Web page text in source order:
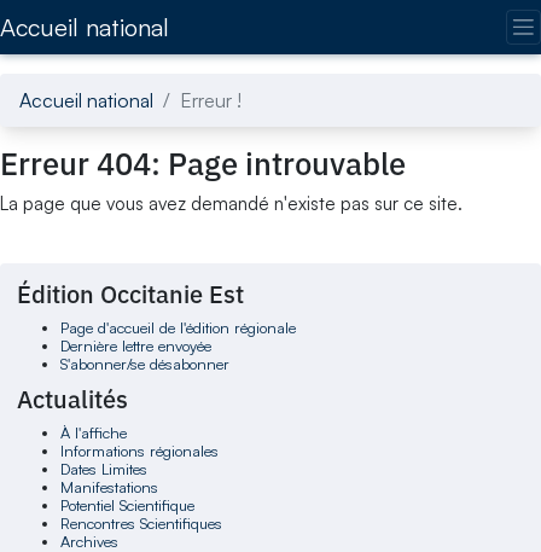
Accueil national
Accueil national Erreur !
Erreur 404: Page introuvable
La page que vous avez demandé n'existe pas sur ce site.
Édition Occitanie Est
Page d'accueil de l'édition régionale
Dernière lettre envoyée
S'abonner/se désabonner
Actualités
À l'affiche
Informations régionales
Dates Limites
Manifestations
Potentiel Scientifique
Rencontres Scientifiques
Archives